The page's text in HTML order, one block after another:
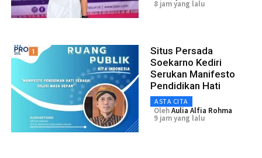
8 jam yang lalu
Situs Persada
Soekarno Kediri
Serukan Manifesto
Pendidikan Hati
ASTA CITA
OlehAulia Alfia Rohma
9 jam yang lalu